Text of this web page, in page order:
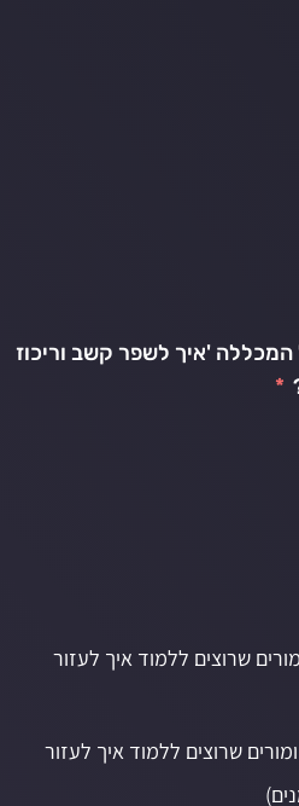
'איך לשפר קשב וריכוז
להורים ומורים שרוצים ללמוד איך לעזור
להורים ומורים שרוצים ללמוד איך לעזור